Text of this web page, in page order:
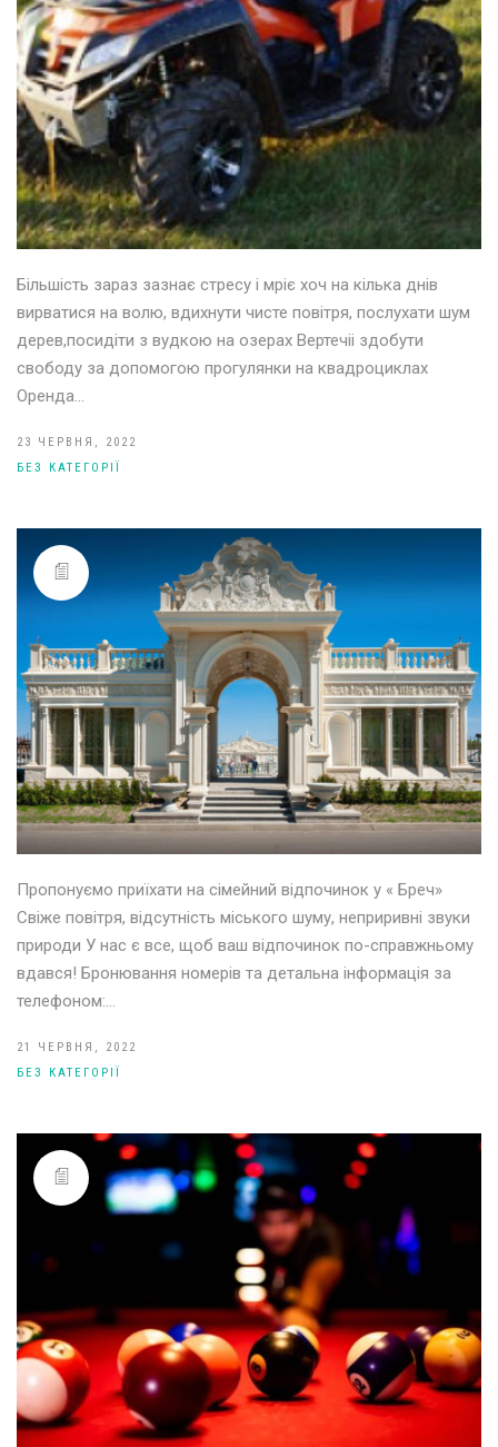
Більшість зараз зазнає стресу і мріє хоч на кілька днів
вирватися на волю, вдихнути чисте повітря, послухати шум
дерев,посидіти з вудкою на озерах Вертечіі здобути
свободу за допомогою прогулянки на квадроциклах
Оренда…
23 ЧЕРВНЯ, 2022
БЕЗ КАТЕГОРІЇ
Пропонуємо приїхати на сімейний відпочинок у « Бреч»
Свіже повітря, відсутність міського шуму, неприривні звуки
природи У нас є все, щоб ваш відпочинок по-справжньому
вдався! Бронювання номерів та детальна інформація за
телефоном:…
21 ЧЕРВНЯ, 2022
БЕЗ КАТЕГОРІЇ